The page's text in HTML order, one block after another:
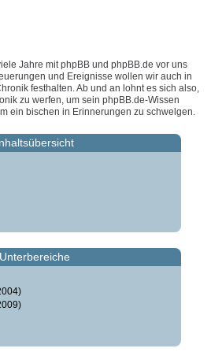
Jahre mit phpBB und phpBB.de vor uns
und Ereignisse wollen wir auch in
festhalten. Ab und an lohnt es sich also,
zu werfen, um sein phpBB.de-Wissen
ein bischen in Erinnerungen zu schwelgen.
Unterbereiche